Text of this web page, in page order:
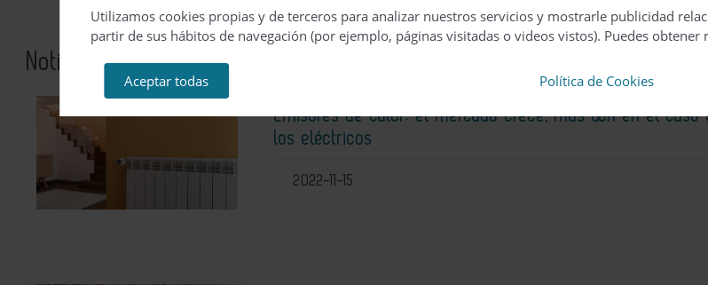
Noticias relacionadas
Emisores de calor: el mercado crece, más aún en el caso
los eléctricos
2022-11-15
Utilizamos cookies propias y de terceros para analizar nuestros servicios y mostrarle publicidad
partir de sus hábitos de navegación (por ejemplo, páginas visitadas o videos vistos). Puedes
Aceptar todas Política de Cookies